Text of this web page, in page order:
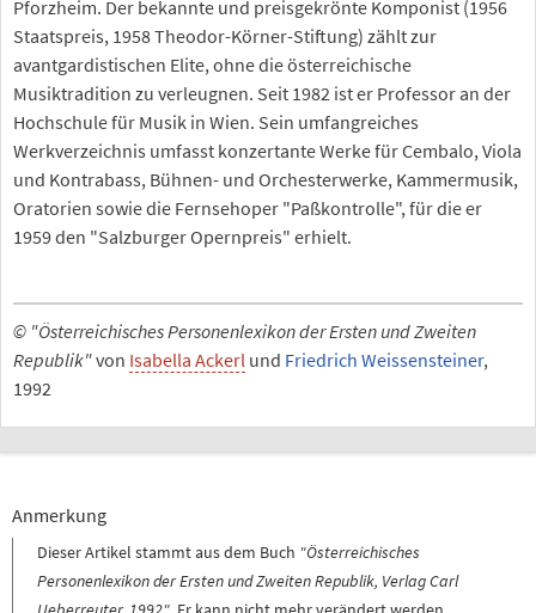
Pforzheim. Der bekannte und preisgekrönte Komponist (1956
Staatspreis, 1958 Theodor-Körner-Stiftung) zählt zur
avantgardistischen Elite, ohne die österreichische
Musiktradition zu verleugnen. Seit 1982 ist er Professor an der
Hochschule für Musik in Wien. Sein umfangreiches
Werkverzeichnis umfasst konzertante Werke für Cembalo, Viola
und Kontrabass, Bühnen- und Orchesterwerke, Kammermusik,
Oratorien sowie die Fernsehoper "Paßkontrolle", für die er
1959 den "Salzburger Opernpreis" erhielt.
© "Österreichisches Personenlexikon der Ersten und Zweiten
Republik"von Isabella Ackerl und Friedrich Weissensteiner,
1992
Anmerkung
Dieser Artikel stammt aus dem Buch "Österreichisches
Personenlexikon der Ersten und Zweiten Republik, Verlag Carl